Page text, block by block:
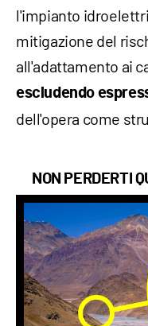
l'impianto
mitigazione del
all'adattamento ai
escludendo
dell'opera come
NON PERDERTI